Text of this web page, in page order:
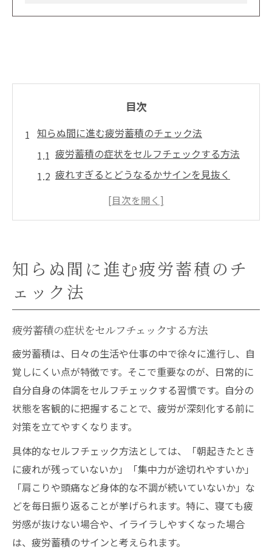
目次
知らぬ間に進む疲労蓄積のチェック法
疲労蓄積の症状をセルフチェックする方法
疲れすぎるとどうなるかサインを見抜く
疲労の蓄積度チェックリスト活用術
セルフケアで見逃さない疲労の限界サイン
疲労の限界サインを見逃さず対処する方法
精神的に疲れてる人の特徴と対策ポイント
疲れ限界症状が出たら意識すべきケア方法
セルフケアで疲労蓄積の悪化を防ぐコツ
日常で実践できる疲労回復のポイント
疲労蓄積の解消に役立つ生活習慣の見直し
疲労蓄積時におすすめのリセット習慣
疲労回復を促すセルフケアポイントの紹介
疲労を翌日に持ち越さない予防策を実践す
る
疲労蓄積度セルフチェックの活用術
知らぬ間に進む疲労蓄積のチ
ェック法
疲労蓄積の症状をセルフチェックする方法
疲労蓄積は、日々の生活や仕事の中で徐々に進行し、自
覚しにくい点が特徴です。そこで重要なのが、日常的に
自分自身の体調をセルフチェックする習慣です。自分の
状態を客観的に把握することで、疲労が深刻化する前に
対策を立てやすくなります。
具体的なセルフチェック方法としては、「朝起きたとき
に疲れが残っていないか」「集中力が途切れやすいか」
「肩こりや頭痛など身体的な不調が続いていないか」な
どを毎日振り返ることが挙げられます。特に、寝ても疲
労感が抜けない場合や、イライラしやすくなった場合
は、疲労蓄積のサインと考えられます。